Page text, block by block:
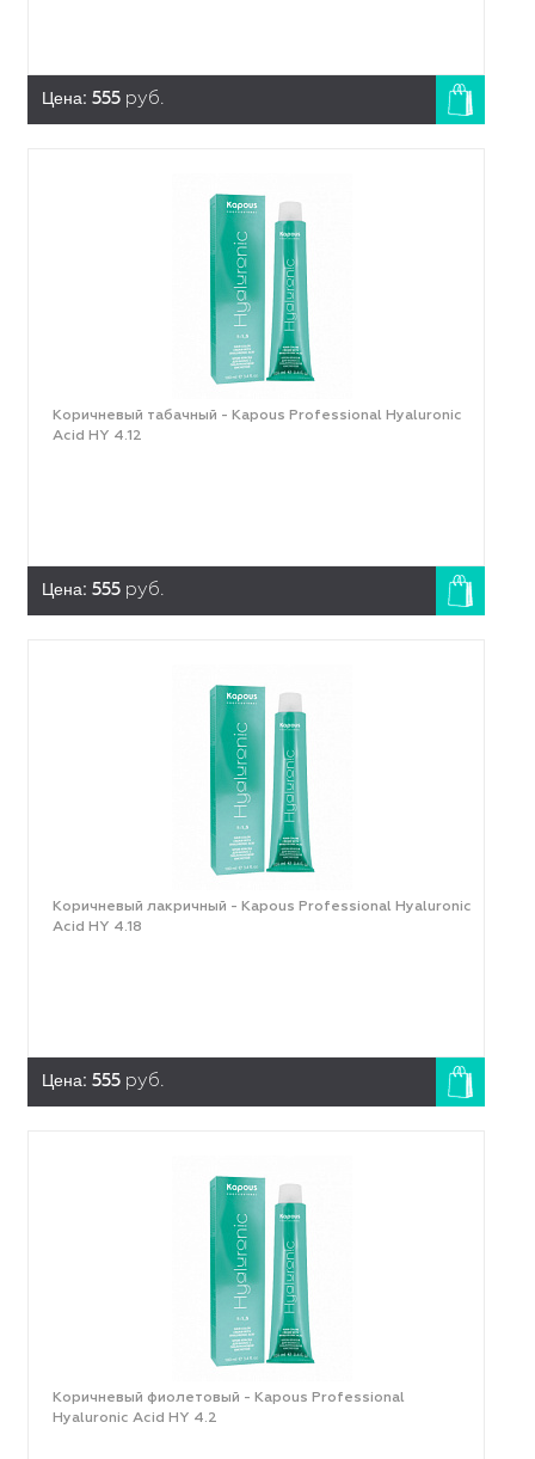
Цена: 555 руб.
Коричневый табачный - Kapous Professional Hyaluronic
Acid HY 4.12
Цена: 555 руб.
Коричневый лакричный - Kapous Professional Hyaluronic
Acid HY 4.18
Цена: 555 руб.
Коричневый фиолетовый - Kapous Professional
Hyaluronic Acid HY 4.2